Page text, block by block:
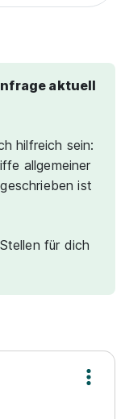
aktuell
hilfreich sein:
allgemeiner
ist
für dich